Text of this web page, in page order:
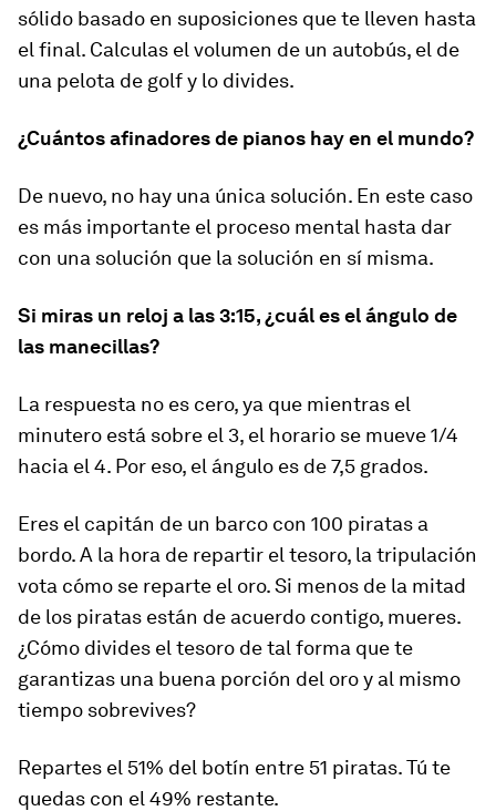
sólido basado en suposiciones que te lleven hasta
el final. Calculas el volumen de un autobús, el de
una pelota de golf y lo divides.
¿Cuántos afinadores de pianos hay en el mundo?
De nuevo, no hay una única solución. En este caso
es más importante el proceso mental hasta dar
con una solución que la solución en sí misma.
Si miras un reloj a las 3:15, ¿cuál es el ángulo de
las manecillas?
La respuesta no es cero, ya que mientras el
minutero está sobre el 3, el horario se mueve 1/4
hacia el 4. Por eso, el ángulo es de 7,5 grados.
Eres el capitán de un barco con 100 piratas a
bordo. A la hora de repartir el tesoro, la tripulación
vota cómo se reparte el oro. Si menos de la mitad
de los piratas están de acuerdo contigo, mueres.
¿Cómo divides el tesoro de tal forma que te
garantizas una buena porción del oro y al mismo
tiempo sobrevives?
Repartes el 51% del botín entre 51 piratas. Tú te
quedas con el 49% restante.